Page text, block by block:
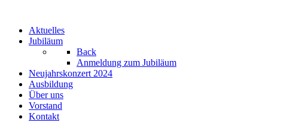
Aktuelles
Jubiläum
Back
Anmeldung zum Jubiläum
Neujahrskonzert 2024
Ausbildung
Über uns
Vorstand
Kontakt